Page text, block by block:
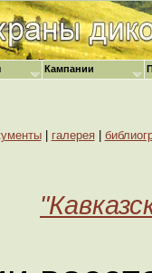
| галерея|
Кампании